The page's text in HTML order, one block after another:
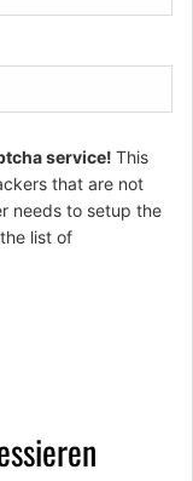
service! This
that are not
needs to setup the
list of